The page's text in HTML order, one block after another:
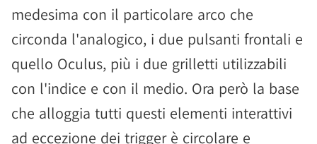
medesima con il particolare arco che
circonda l'analogico, i due pulsanti frontali e
quello Oculus, più i due grilletti utilizzabili
con l'indice e con il medio. Ora però la base
che alloggia tutti questi elementi interattivi
ad eccezione dei trigger è circolare e